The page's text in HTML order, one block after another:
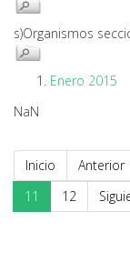
s)Organismos
Enero 2015
NaN
Inicio Anterior
11
12